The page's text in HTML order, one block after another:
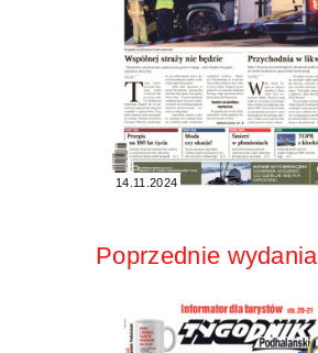
14.11.2024
Poprzednie wydania